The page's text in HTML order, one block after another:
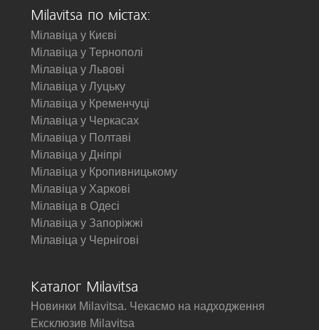
Milavitsa по містах:
Мілавіца у Києві
Мілавіца у Тернополі
Мілавіца у Львові
Мілавіца у Луцьку
Мілавіца у Кременчуці
Мілавіца у Черкасах
Мілавіца у Полтаві
Мілавіца у Дніпрі
Мілавіца у Кропивницькому
Мілавіца у Харкові
Мілавіца в Одесі
Мілавіца у Запоріжжі
Мілавіца у Чернігові
Каталог Milavitsa
Новинки Milavitsa. Чекаємо на надходження
Ексклюзив Milavitsa